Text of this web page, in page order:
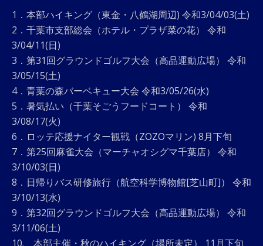
1．本部ハイキング（東金・八鶴湖周辺) 令和3/04/03(土)
2．千葉市支部総会（ホテル・プラザ菜の花） 令和
3/04/11(日)
3．第31回グラウンドゴルフ大会（高品運動広場） 令和
3/05/15(土)
4．青葉の森バーベキュー大会 令和3/05/26(水)
5．暑気払い（千葉そごうフードコート） 令和
3/08/17(火)
6．ロッテ応援ナイター観戦（ZOZOマリン) 8月下旬
7．第25回麻雀大会（マーチャオシグマ千葉店） 令和
3/10/03(日)
8．日帰りバス研修旅行（航空科学博物館[芝山町]） 令和
3/10/13(水)
9．第32回グラウンドゴルフ大会（高品運動広場） 令和
3/11/06(土)
10. 本部主催・秋のハイキング（場所未定） 11月下旬